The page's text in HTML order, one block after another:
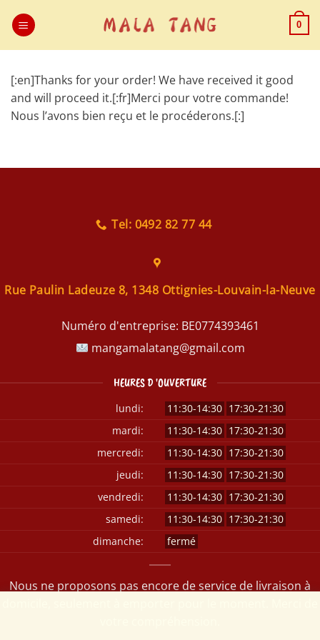
au
0
[:en]Thanks for your order! We have received it good
and will proceed it.[:fr]Merci pour votre commande!
Nous l’avons bien reçu et le procéderons.[:]
Tel: 0492 82 77 44
Rue Paulin Ladeuze 8, 1348 Ottignies-Louvain-la-Neuve
Numéro d'entreprise: BE0774393461
mangamalatang@gmail.com
HEURES D 'OUVERTURE
lundi: 11:30-14:30 17:30-21:30
mardi:
11:30-14:30 17:30-21:30
mercredi:
11:30-14:30 17:30-21:30
jeudi:
11:30-14:30 17:30-21:30
vendredi:
11:30-14:30 17:30-21:30
samedi:
11:30-14:30 17:30-21:30
dimanche:
fermé
Nous ne proposons pas encore de service de livraison à